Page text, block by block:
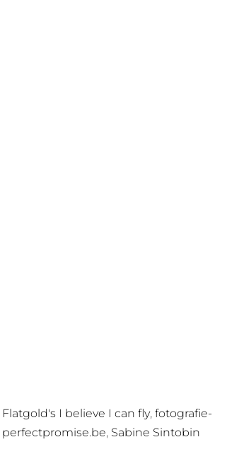
Flatgold's I believe I can fly, fotografie-
perfectpromise.be, Sabine Sintobin